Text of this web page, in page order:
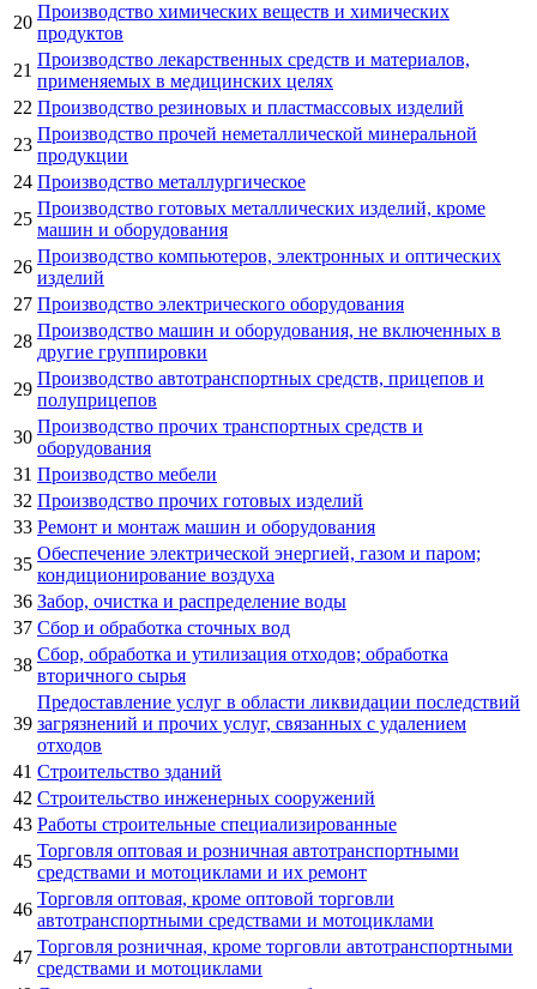
20
Производство химических веществ и химических
продуктов
21
Производство лекарственных средств и материалов,
применяемых в медицинских целях
22 Производство резиновых и пластмассовых изделий
23
Производство прочей неметаллической минеральной
продукции
24 Производство металлургическое
25
Производство готовых металлических изделий, кроме
машин и оборудования
26
Производство компьютеров, электронных и оптических
изделий
27 Производство электрического оборудования
28
Производство машин и оборудования, не включенных в
другие группировки
29
Производство автотранспортных средств, прицепов и
полуприцепов
30
Производство прочих транспортных средств и
оборудования
31 Производство мебели
32 Производство прочих готовых изделий
33 Ремонт и монтаж машин и оборудования
35
Обеспечение электрической энергией, газом и паром;
кондиционирование воздуха
36 Забор, очистка и распределение воды
37 Сбор и обработка сточных вод
38
Сбор, обработка и утилизация отходов; обработка
вторичного сырья
39
Предоставление услуг в области ликвидации последствий
загрязнений и прочих услуг, связанных с удалением
отходов
41 Строительство зданий
42 Строительство инженерных сооружений
43 Работы строительные специализированные
45
Торговля оптовая и розничная автотранспортными
средствами и мотоциклами и их ремонт
46
Торговля оптовая, кроме оптовой торговли
автотранспортными средствами и мотоциклами
47
Торговля розничная, кроме торговли автотранспортными
средствами и мотоциклами